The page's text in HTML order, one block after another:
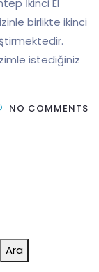
birlikte ikinci
istediğiniz
NO COMMENTS
Ara